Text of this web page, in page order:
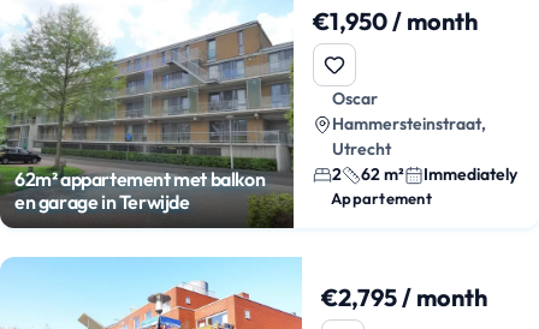
62m² appartement met balkon
en garage in Terwijde
€1,950 / month
Oscar
Hammersteinstraat,
Utrecht
2
62 m² Immediately
Appartement
€2,795 / month